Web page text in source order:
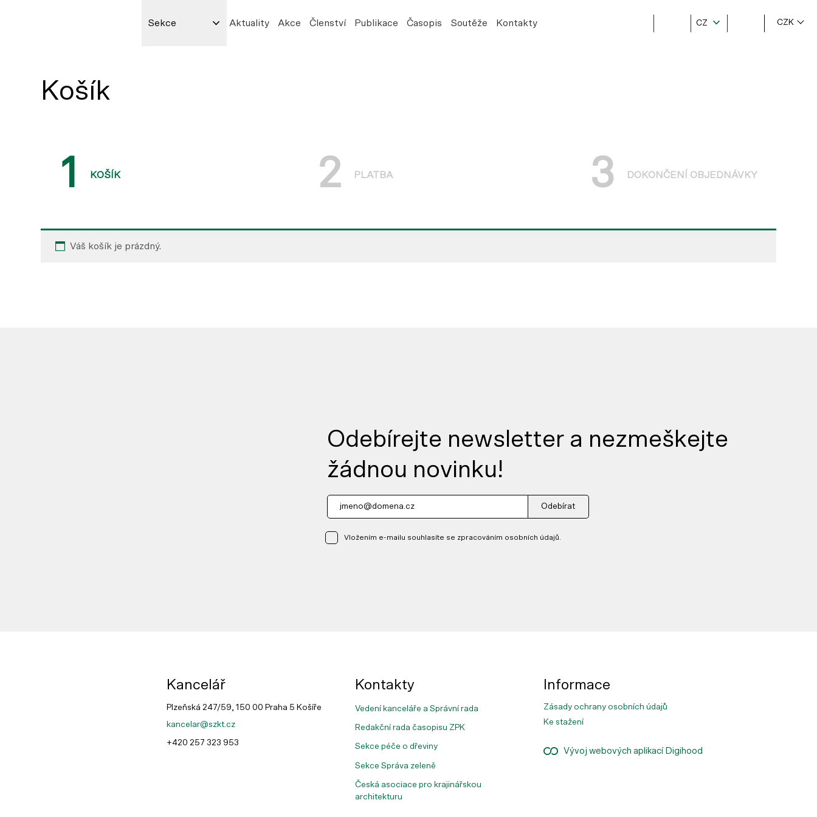
Sekce Aktuality Akce Členství Publikace Časopis Soutěže Kontakty CZ CZK
Košík
1 KOŠÍK 2 PLATBA 3 DOKONČENÍ OBJEDNÁVKY
Váš košík je prázdný.
Odebírejte newsletter a nezmeškejte
žádnou novinku!
Odebírat
Vložením e-mailu souhlasíte se zpracováním osobních údajů.
Kancelář
Plzeňská 247/59, 150 00 Praha 5 Košíře
kancelar@szkt.cz
+420 257 323 953
Informace
Zásady ochrany osobních údajů
Ke stažení
Vývoj webových aplikací Digihood
Kontakty
Vedení kanceláře a Správní rada
Redakční rada časopisu ZPK
Sekce péče o dřeviny
Sekce Správa zeleně
Česká asociace pro krajinářskou
architekturu